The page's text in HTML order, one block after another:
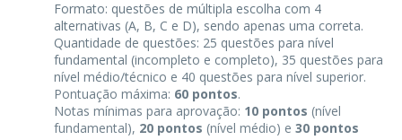
Formato: questões de múltipla escolha com 4
alternativas (A, B, C e D), sendo apenas uma correta.
Quantidade de questões: 25 questões para nível
fundamental (incompleto e completo), 35 questões para
nível médio/técnico e 40 questões para nível superior.
Pontuação máxima: 60 pontos.
Notas mínimas para aprovação: 10 pontos (nível
fundamental), 20 pontos (nível médio) e 30 pontos